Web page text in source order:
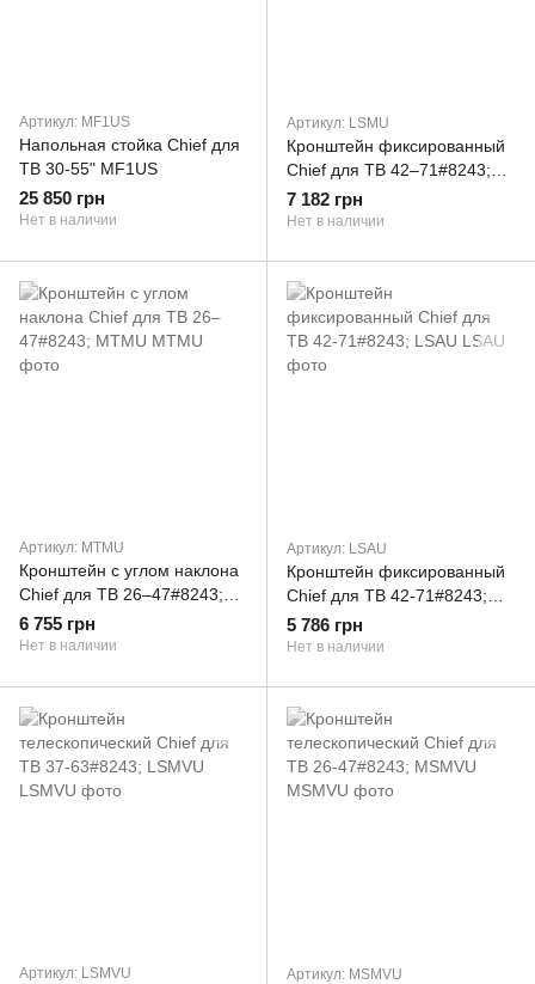
Артикул: MF1US
Напольная стойка Chief для
ТВ 30-55" MF1US
25 850 грн
Нет в наличии
Артикул: LSMU
Кронштейн фиксированный
Chief для ТВ 42–71#8243;
LSMU
7 182 грн
Нет в наличии
Артикул: MTMU
Кронштейн с углом наклона
Chief для ТВ 26–47#8243;
MTMU
6 755 грн
Нет в наличии
Артикул: LSAU
Кронштейн фиксированный
Chief для ТВ 42-71#8243;
LSAU
5 786 грн
Нет в наличии
Артикул: LSMVU Артикул: MSMVU